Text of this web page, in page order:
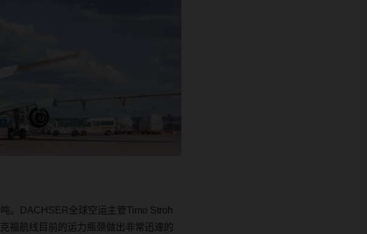
吨。 DACHSER全球空运主管Timo Stroh
福航线目前的运力瓶颈做出非常迅速的